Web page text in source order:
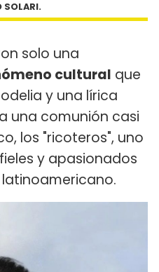
SOLARI.
solo una
cultural que
y una lírica
una comunión casi
los "ricoteros", uno
y apasionados